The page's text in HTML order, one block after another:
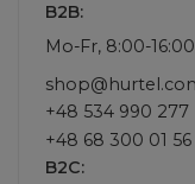
B2B:
Mo-Fr, 8:00-
+48 534 990 277
+48 68 300 01 56
B2C: